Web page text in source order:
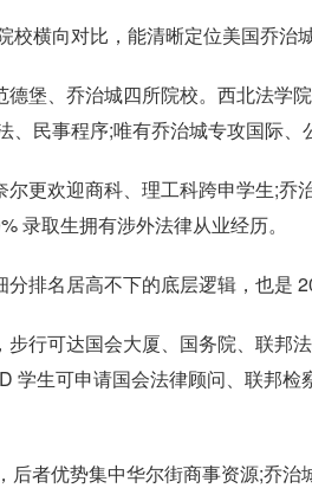
校横向对比，能清晰定位美国乔治
堡、乔治城四所院校。西北法学
、民事程序;唯有乔治城专攻国际、
更欢迎商科、理工科跨申学生;
录取生拥有涉外法律从业经历。
排名居高不下的底层逻辑，也是
行可达国会大厦、国务院、联邦
学生可申请国会法律顾问、联邦
后者优势集中华尔街商事资源;乔